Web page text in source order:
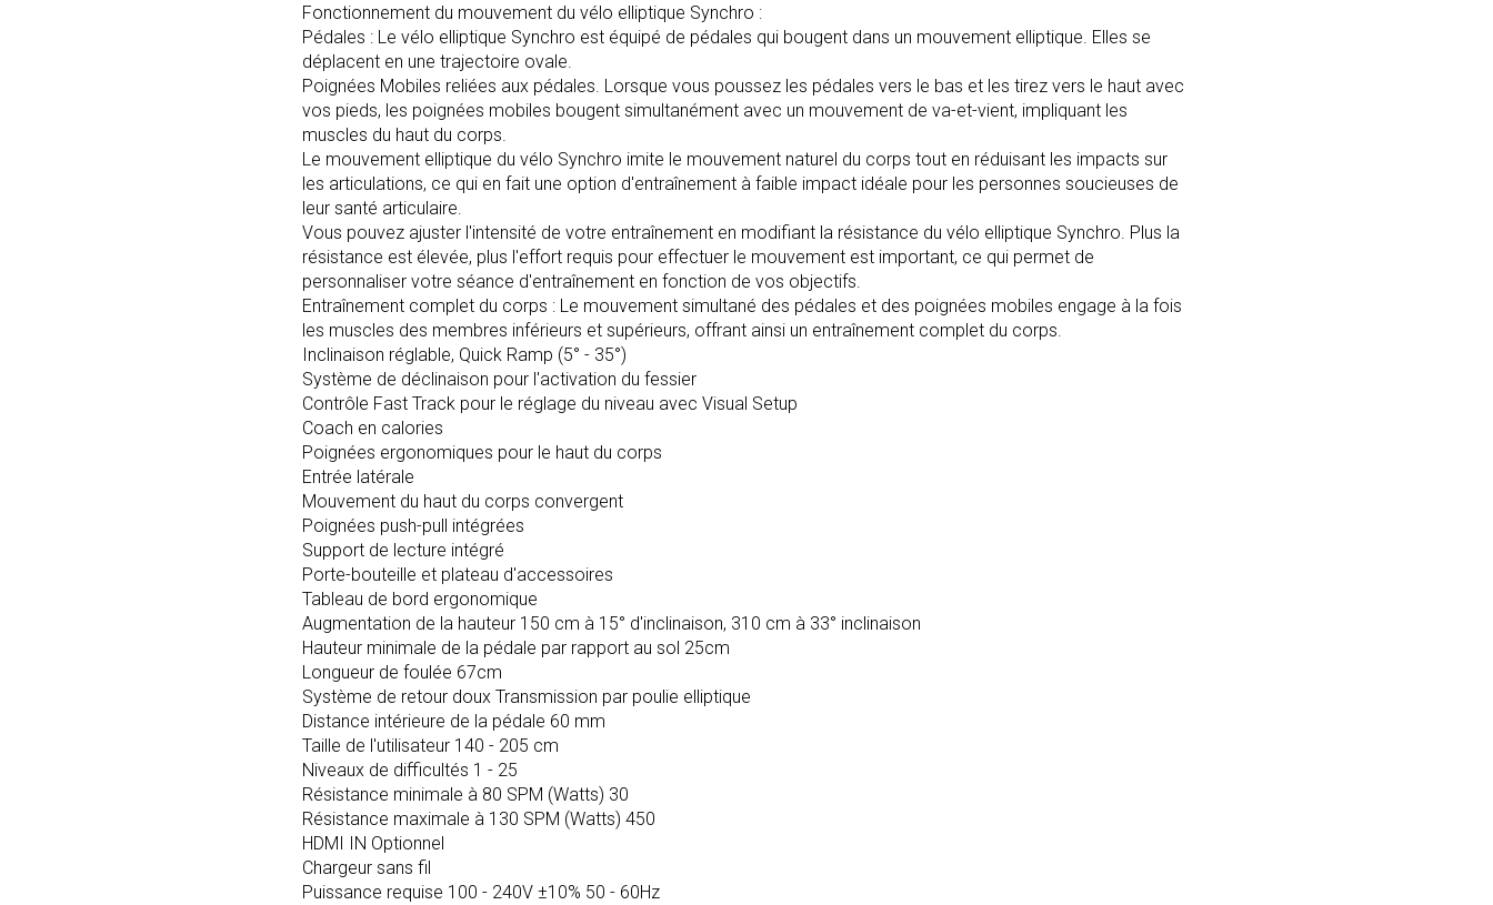
Fonctionnement du mouvement du vélo elliptique Synchro :
Pédales : Le vélo elliptique Synchro est équipé de pédales qui bougent dans un mouvement elliptique. Elles se
déplacent en une trajectoire ovale.
Poignées Mobiles reliées aux pédales. Lorsque vous poussez les pédales vers le bas et les tirez vers le haut avec
vos pieds, les poignées mobiles bougent simultanément avec un mouvement de va-et-vient, impliquant les
muscles du haut du corps.
Le mouvement elliptique du vélo Synchro imite le mouvement naturel du corps tout en réduisant les impacts sur
les articulations, ce qui en fait une option d'entraînement à faible impact idéale pour les personnes soucieuses de
leur santé articulaire.
Vous pouvez ajuster l'intensité de votre entraînement en modifiant la résistance du vélo elliptique Synchro. Plus la
résistance est élevée, plus l'effort requis pour effectuer le mouvement est important, ce qui permet de
personnaliser votre séance d'entraînement en fonction de vos objectifs.
Entraînement complet du corps : Le mouvement simultané des pédales et des poignées mobiles engage à la fois
les muscles des membres inférieurs et supérieurs, offrant ainsi un entraînement complet du corps.
Inclinaison réglable, Quick Ramp (5° - 35°)
Système de déclinaison pour l'activation du fessier
Contrôle Fast Track pour le réglage du niveau avec Visual Setup
Coach en calories
Poignées ergonomiques pour le haut du corps
Entrée latérale
Mouvement du haut du corps convergent
Poignées push-pull intégrées
Support de lecture intégré
Porte-bouteille et plateau d'accessoires
Tableau de bord ergonomique
Augmentation de la hauteur 150 cm à 15° d'inclinaison, 310 cm à 33° inclinaison
Hauteur minimale de la pédale par rapport au sol 25cm
Longueur de foulée 67cm
Système de retour doux Transmission par poulie elliptique
Distance intérieure de la pédale 60 mm
Taille de l'utilisateur 140 - 205 cm
Niveaux de difficultés 1 - 25
Résistance minimale à 80 SPM (Watts) 30
Résistance maximale à 130 SPM (Watts) 450
HDMI IN Optionnel
Chargeur sans fil
Puissance requise 100 - 240V ±10% 50 - 60Hz